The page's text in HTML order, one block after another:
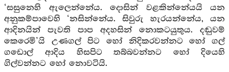
‘සසුනෙහි ඇලෙන්නේය. දොසින් වළකින්නේයයි යන
අනුකම්පාවෙහි ‘නසින්නේය. සිවුරු හැරයන්නේය, යන
ආදිනයින් පැවති පාප අදහසින් නොකටයුතුය. දඬුවම්
කෙරෙමි’යි උණගල් පිට හෝ නිදිකරවන්නට හෝ ගල්
ගඩොල් ආදිය හිසපිට තබ්බවන්නට හෝ දියෙහි
ගිල්වන්නට හෝ නොවටියි.